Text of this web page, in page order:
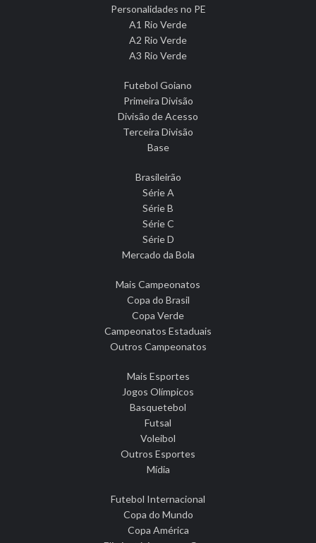
Personalidades no PE
A1 Rio Verde
A2 Rio Verde
A3 Rio Verde
Futebol Goiano
Primeira Divisão
Divisão de Acesso
Terceira Divisão
Base
Brasileirão
Série A
Série B
Série C
Série D
Mercado da Bola
Mais Campeonatos
Copa do Brasil
Copa Verde
Campeonatos Estaduais
Outros Campeonatos
Mais Esportes
Jogos Olímpicos
Basquetebol
Futsal
Voleibol
Outros Esportes
Mídia
Futebol Internacional
Copa do Mundo
Copa América